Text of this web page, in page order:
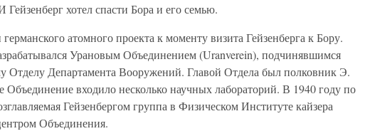
Гейзенберг хотел спасти Бора и его семью.
атомного проекта к моменту визита Гейзенберга к Бору.
Урановым Объединением (Uranverein), подчинявшимся
Отделу Департамента Вооружений. Главой Отдела был полковник Э.
входило несколько научных лабораторий. В 1940 году по
Гейзенбергом группа в Физическом Институте кайзера
Объединения.